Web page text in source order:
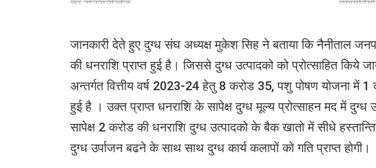
जानकारी देते हुए दुग्ध संघ अध्यक्ष मुकेश सिह ने बताया कि नैनीताल
की धनराशि प्राप्त हुई है। जिससे दुग्ध उत्पादको को प्रोत्साहित किये
अन्तर्गत वित्तीय वर्ष 2023-24 हेतु 8 करोड 35, पशु पोषण योजना में
हुई है । उक्त प्राप्त धनराशि के सापेक्ष दुग्ध मूल्य प्रोत्साहन मद में
सापेक्ष 2 करोड की धनराशि दुग्ध उत्पादको के बैक खातो में सीधे
दुग्ध उर्पाजन बढने के साथ साथ दुग्ध कार्य कलापों को गति प्राप्त होगी।